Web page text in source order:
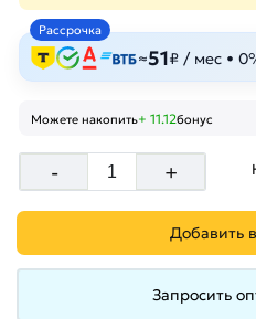
Рассрочка
≈51₽ / мес •
Можете накопить+ 11.12бонус
- +
Добавить
Запросить